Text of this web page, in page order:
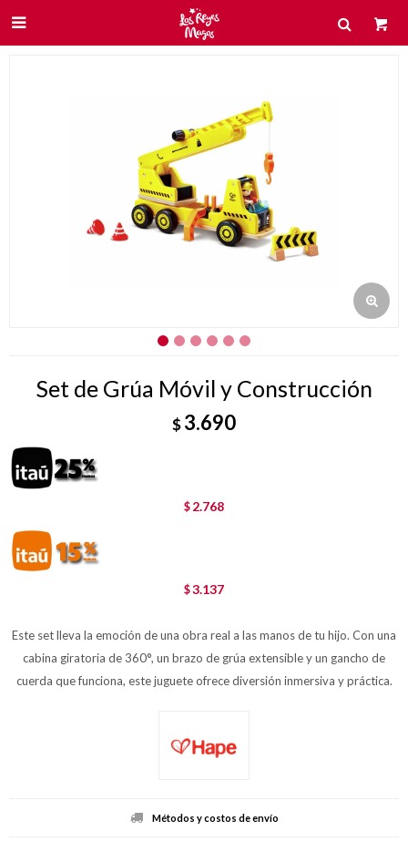

Set de Grúa Móvil y Construcción
$3.690
$ 2.768
$3.137
Este set lleva la emoción de una obra real a las manos de tu hijo. Con una
cabina giratoria de 360°, un brazo de grúa extensible y un gancho de
cuerda que funciona, este juguete ofrece diversión inmersiva y práctica.
Métodos y costos de envío